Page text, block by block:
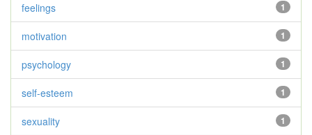
1
feelings
1
motivation
1
psychology
1
self-esteem
1
sexuality